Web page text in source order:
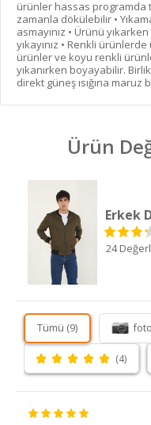
ürünler hassas programda
zamanla dökülebilir •
asmayınız • Ürünü
yıkayınız • Renkli
ürünler ve koyu renkli
yıkanırken boyayabilir.
direkt güneş ısığına maruz
Ürün
24
Tümü (9)
(4)